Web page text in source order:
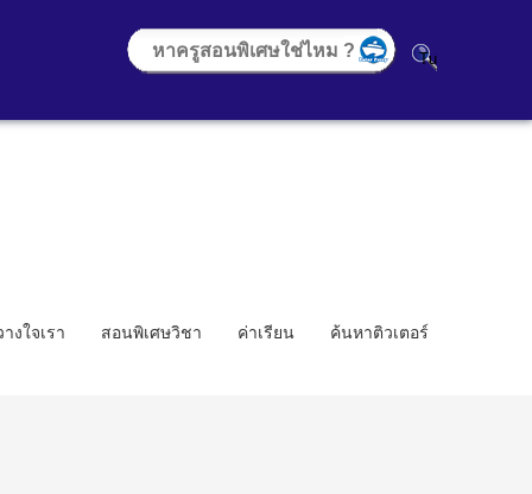
งใจเรา สอนพิเศษวิชา ค่าเรียน ค้นหาติวเตอร์